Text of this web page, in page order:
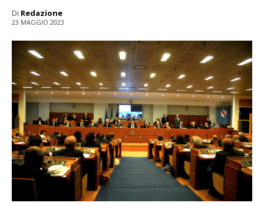
Di Redazione
23 MAGGIO 2023